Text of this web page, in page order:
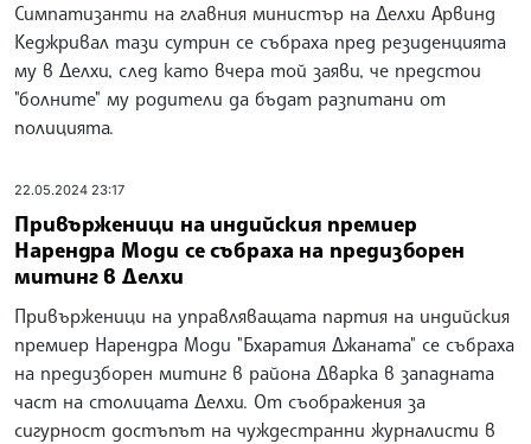
Симпатизанти на главния министър на Делхи Арвинд
Кеджривал тази сутрин се събраха пред резиденцията
му в Делхи, след като вчера той заяви, че предстои
"болните" му родители да бъдат разпитани от
полицията.
22.05.2024 23:17
Привърженици на индийския премиер
Нарендра Моди се събраха на предизборен
митинг в Делхи
Привърженици на управляващата партия на индийския
премиер Нарендра Моди "Бхаратия Джаната" се събраха
на предизборен митинг в района Дварка в западната
част на столицата Делхи. От съображения за
сигурност достъпът на чуждестранни журналисти в